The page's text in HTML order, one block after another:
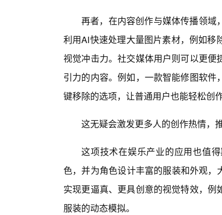
再者，在内容创作与媒体传播领域
利用AI快速处理大量图片素材，例如
视觉冲击力。社交媒体用户则可以更
引力的内容。例如，一款智能修图软
键移除的选项，让普通用户也能轻松创
这无疑会激发更多人的创作热情，
这项技术在娱乐产业的应用也值
色，并为角色设计丰富的服装和外观
实现更逼真、更具创意的视觉特效，
服装的动态模拟。